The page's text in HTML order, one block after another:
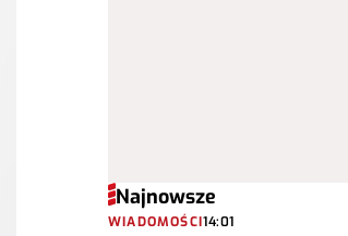
Najnowsze
WIADOMOŚCI14:01